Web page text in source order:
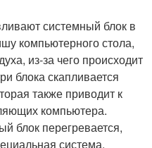
системный блок в
компьютерного стола,
из-за чего происходит
блока скапливается
также приводит к
компьютера.
блок перегревается,
система,